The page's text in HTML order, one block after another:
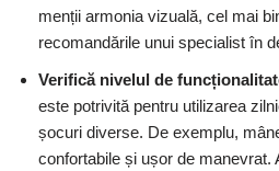
menții armonia vizuală, cel mai
recomandările unui specialist în
Verifică nivelul de
este potrivită pentru utilizarea
șocuri diverse. De exemplu,
confortabile și ușor de manevrat.